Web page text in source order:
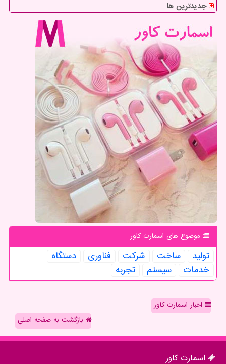
جدیدترین ها
موضوع های اسمارت كاور
تولید ساخت شركت فناوری
دستگاه
خدمات
سیستم تجربه
اخبار اسمارت کاور
بازگشت به صفحه اصلی
اسمارت كاور